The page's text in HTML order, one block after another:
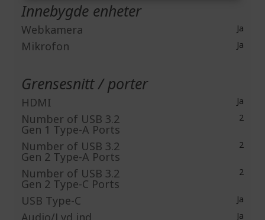
Innebygde enheter
Webkamera Ja
Mikrofon Ja
Grensesnitt / porter
HDMI Ja
Number of USB 3.2
Gen 1 Type-A Ports
2
Number of USB 3.2
Gen 2 Type-A Ports
2
Number of USB 3.2
Gen 2 Type-C Ports
2
USB Type-C Ja
Audio/Lyd ind Ja